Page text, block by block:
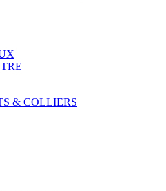
& COLLIERS